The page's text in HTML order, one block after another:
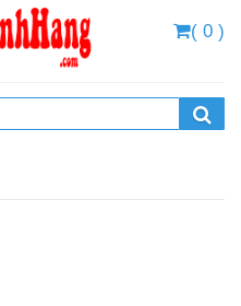
( 0 )